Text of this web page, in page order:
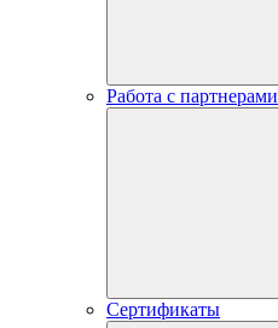
Работа с партнерами
Сертификаты